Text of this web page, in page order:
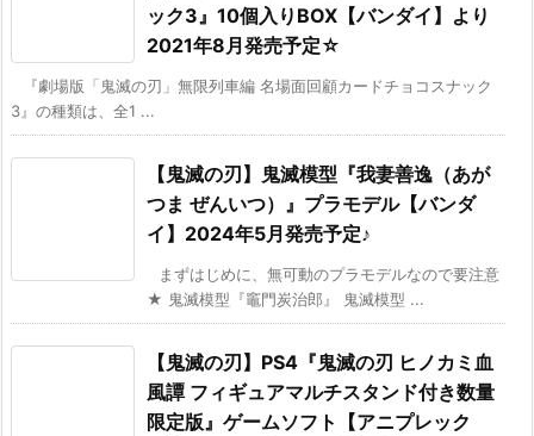
ック3』10個入りBOX【バンダイ】より
2021年8月発売予定☆
『劇場版「鬼滅の刃」無限列車編 名場面回顧カードチョコスナック
3』の種類は、全1 ...
【鬼滅の刃】鬼滅模型『我妻善逸（あが
つま ぜんいつ）』プラモデル【バンダ
イ】2024年5月発売予定♪
まずはじめに、無可動のプラモデルなので要注意
★ 鬼滅模型『竈門炭治郎』 鬼滅模型 ...
【鬼滅の刃】PS4『鬼滅の刃 ヒノカミ血
風譚 フィギュアマルチスタンド付き数量
限定版』ゲームソフト【アニプレック